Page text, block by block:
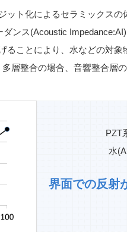
ット化によるセラミックスの
ダンス(Acoustic
ることにより、水などの対
多層整合の場合、音響整合層
PZT
水
界面での反射